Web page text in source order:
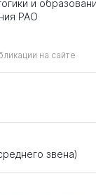
и
РАО
на сайте
звена)